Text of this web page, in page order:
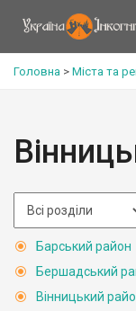
Головна > Міста та
Барський район
Бершадський
Вінницький